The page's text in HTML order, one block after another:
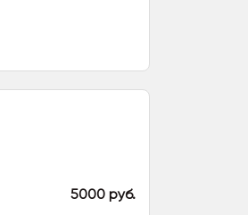
5000 руб.